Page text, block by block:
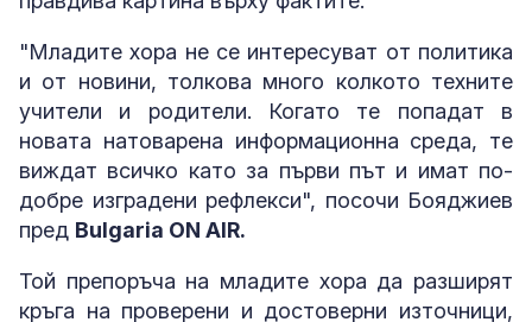
"Младите хора не се интересуват от политика
и от новини, толкова много колкото техните
учители и родители. Когато те попадат в
новата натоварена информационна среда, те
виждат всичко като за първи път и имат по-
добре изградени рефлекси", посочи Бояджиев
пред Bulgaria ON AIR.
Той препоръча на младите хора да разширят
кръга на проверени и достоверни източници,